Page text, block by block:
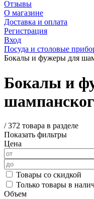
Отзывы
О магазине
Доставка и оплата
Регистрация
Вход
Посуда и столовые
Бокалы и фужеры для
Бокалы и
/372 товара в разделе
Показать фильтры
Цена
Товары со скидкой
Только товары в
Объем